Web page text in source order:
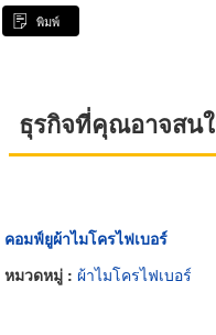
พิมพ์
ธุรกิจที่คุณอาจสน
คอมฟ์ยูผ้าไมโครไฟเบอร์
หมวดหมู่ : ผ้าไมโครไฟเบอร์